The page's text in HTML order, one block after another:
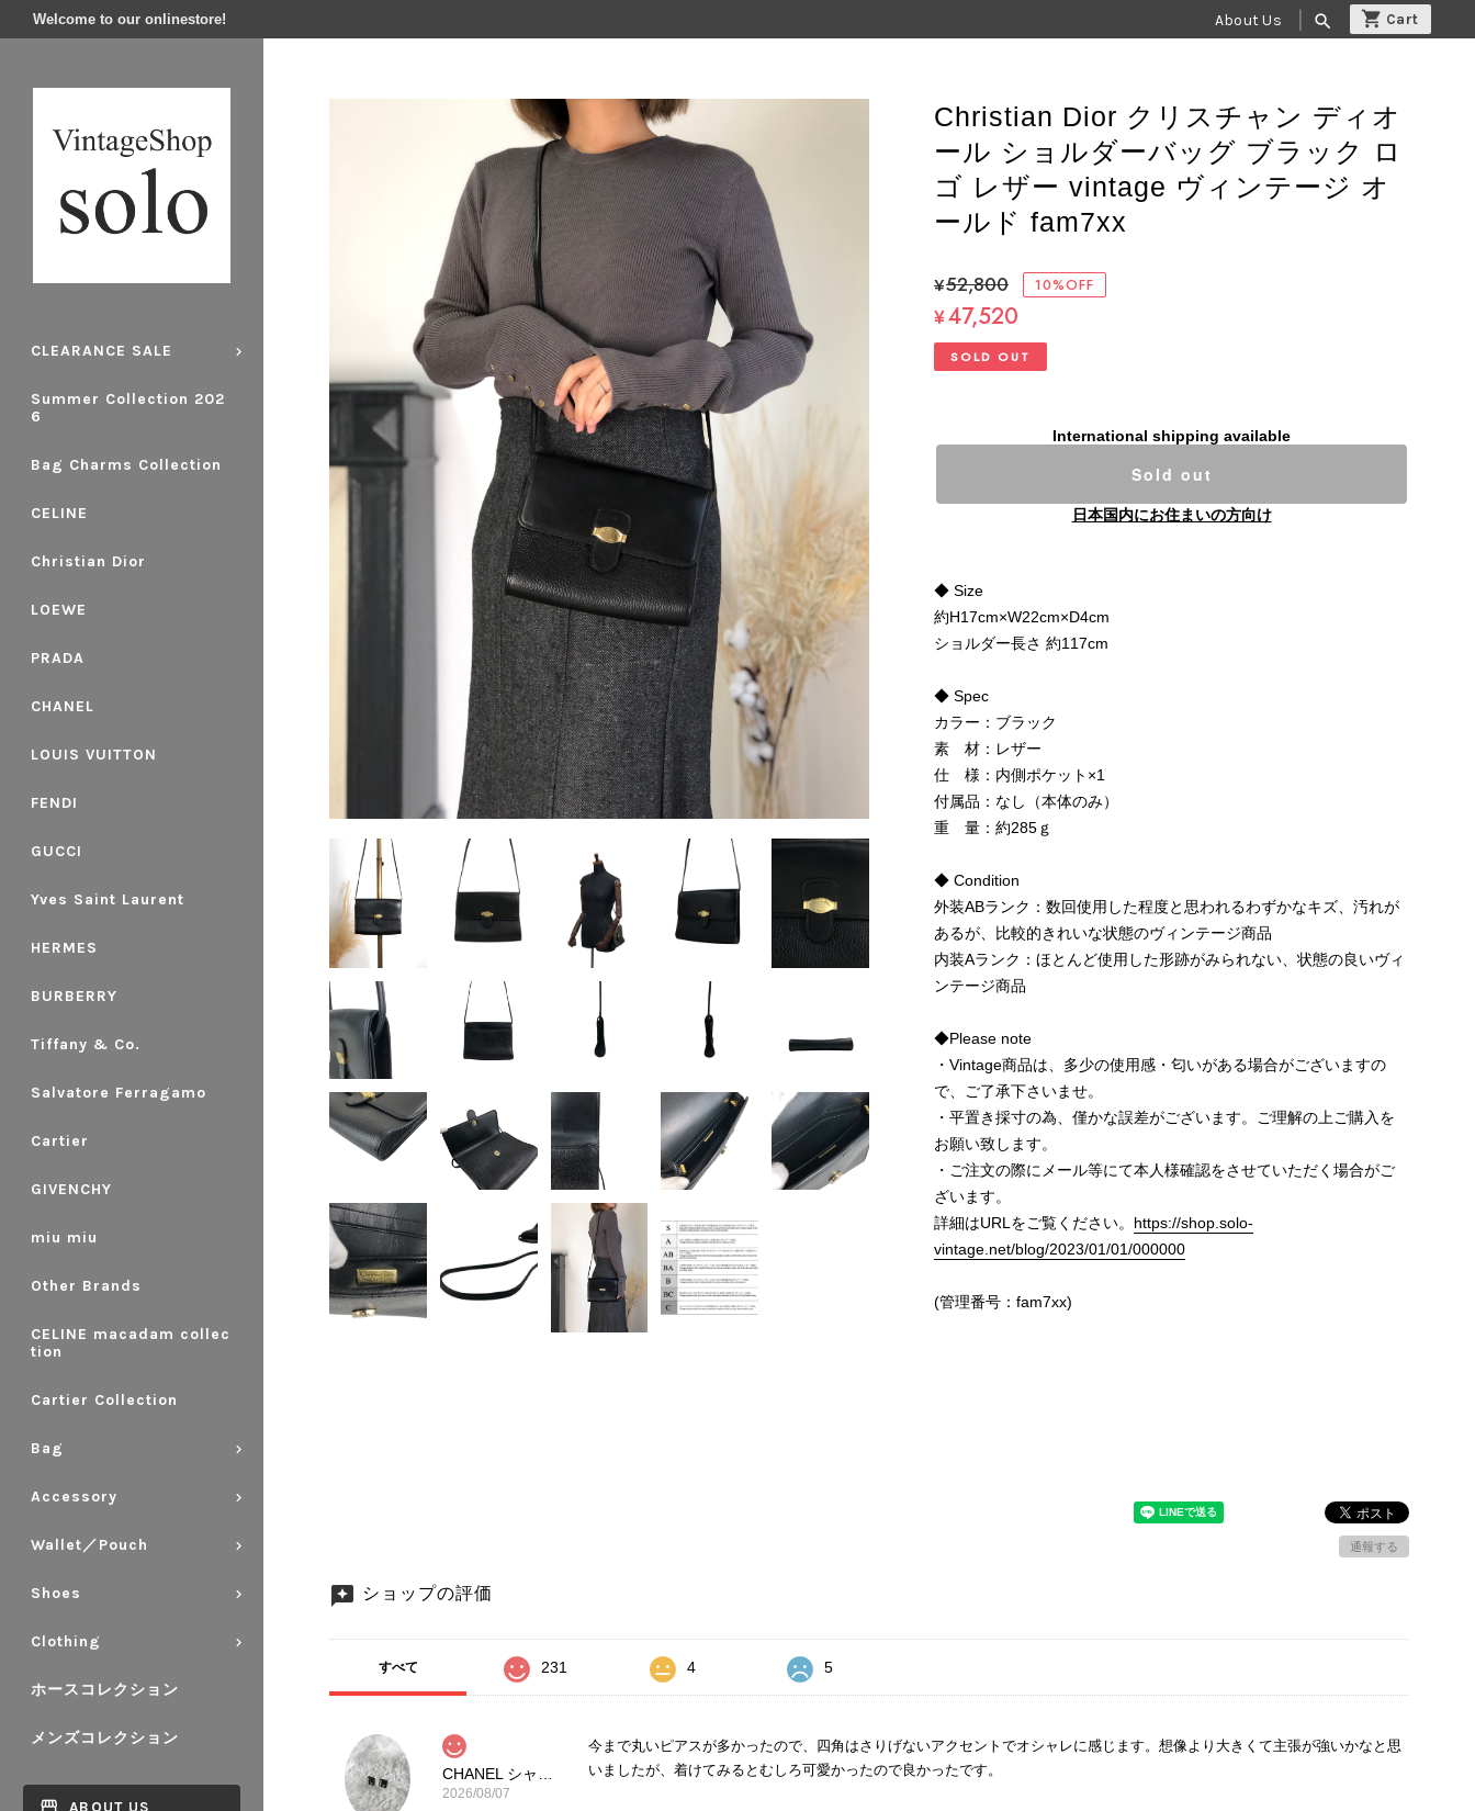
Welcome to our onlinestore! About Us search
CLEARANCE SALE
Summer Collection 202
6
Bag Charms Collection
CELINE
Christian Dior
LOEWE
PRADA
CHANEL
LOUIS VUITTON
FENDI
GUCCI
Yves Saint Laurent
HERMES
BURBERRY
Tiffany & Co.
Salvatore Ferragamo
Cartier
GIVENCHY
miu miu
Other Brands
CELINE macadam collec
tion
Cartier Collection
Bag
Accessory
Wallet／Pouch
Shoes
Clothing
ホースコレクション
メンズコレクション
ABOUT US
Christian Dior クリスチャン ディオ
ール ショルダーバッグ ブラック ロ
ゴ レザー vintage ヴィンテージ オ
ールド fam7xx
¥52,800 10%OFF
¥47,520
SOLD OUT
International shipping available
Sold out
日本国内にお住まいの方向け
◆ Size
約H17cm×W22cm×D4cm
ショルダー長さ 約117cm
◆ Spec
カラー：ブラック
素 材：レザー
仕 様：内側ポケット×1
付属品：なし（本体のみ）
重 量：約285ｇ
◆ Condition
外装ABランク：数回使用した程度と思われるわずかなキズ、汚れが
あるが、比較的きれいな状態のヴィンテージ商品
内装Aランク：ほとんど使用した形跡がみられない、状態の良いヴィ
ンテージ商品
◆Please note
・Vintage商品は、多少の使用感・匂いがある場合がございますの
で、ご了承下さいませ。
・平置き採寸の為、僅かな誤差がございます。ご理解の上ご購入を
お願い致します。
・ご注文の際にメール等にて本人様確認をさせていただく場合がご
ざいます。
詳細はURLをご覧ください。 https://shop.solo-
vintage.net/blog/2023/01/01/000000
(管理番号：fam7xx)
通報する
ショップの評価
すべて 231 4 5
2026/08/07
今まで丸いピアスが多かったので、四角はさりげないアクセントでオシャレに感じます。想像より大きくて主張が強いかなと思
いましたが、着けてみるとむしろ可愛かったので良かったです。